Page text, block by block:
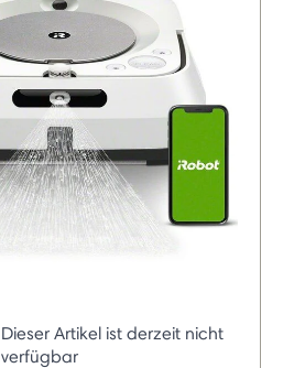
Dieser Artikel ist derzeit nicht
verfügbar